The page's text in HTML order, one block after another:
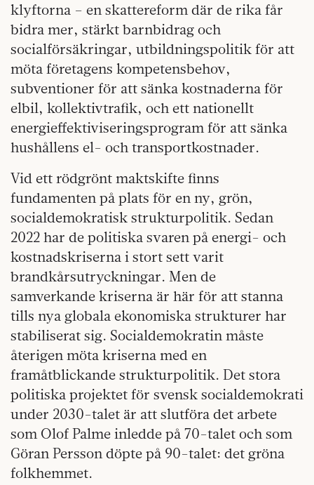
klyftorna – en skattereform där de rika får
bidra mer, stärkt barnbidrag och
socialförsäkringar, utbildningspolitik för att
möta företagens kompetensbehov,
subventioner för att sänka kostnaderna för
elbil, kollektivtrafik, och ett nationellt
energieffektiviseringsprogram för att sänka
hushållens el- och transportkostnader.
Vid ett rödgrönt maktskifte finns
fundamenten på plats för en ny, grön,
socialdemokratisk strukturpolitik. Sedan
2022 har de politiska svaren på energi- och
kostnadskriserna i stort sett varit
brandkårsutryckningar. Men de
samverkande kriserna är här för att stanna
tills nya globala ekonomiska strukturer har
stabiliserat sig. Socialdemokratin måste
återigen möta kriserna med en
framåtblickande strukturpolitik. Det stora
politiska projektet för svensk socialdemokrati
under 2030-talet är att slutföra det arbete
som Olof Palme inledde på 70-talet och som
Göran Persson döpte på 90-talet: det gröna
folkhemmet.